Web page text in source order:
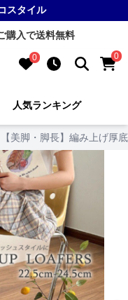
スタイル
購入で送料無料
0 0
人気ランキング
【美脚・脚長】編み上げ厚